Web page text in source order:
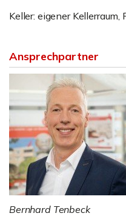
Keller: eigener
Ansprechpartner
Bernhard Tenbeck